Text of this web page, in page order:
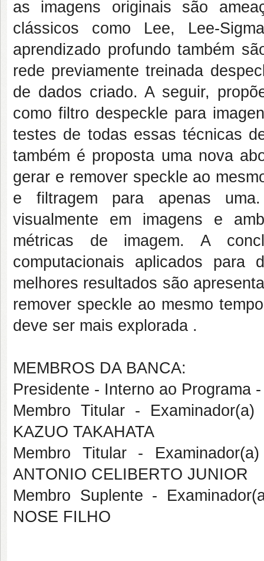
as imagens originais são
clássicos como Lee, Lee-
aprendizado profundo também
rede previamente treinada
de dados criado. A seguir,
como filtro despeckle para
testes de todas essas técnicas
também é proposta uma nova
gerar e remover speckle ao
e filtragem para apenas
visualmente em imagens e
métricas de imagem. A
computacionais aplicados
melhores resultados são
remover speckle ao mesmo
deve ser mais explorada .
MEMBROS DA BANCA:
Presidente - Interno ao Programa
Membro Titular -
KAZUO TAKAHATA
Membro Titular -
ANTONIO CELIBERTO JUNIOR
Membro Suplente -
NOSE FILHO